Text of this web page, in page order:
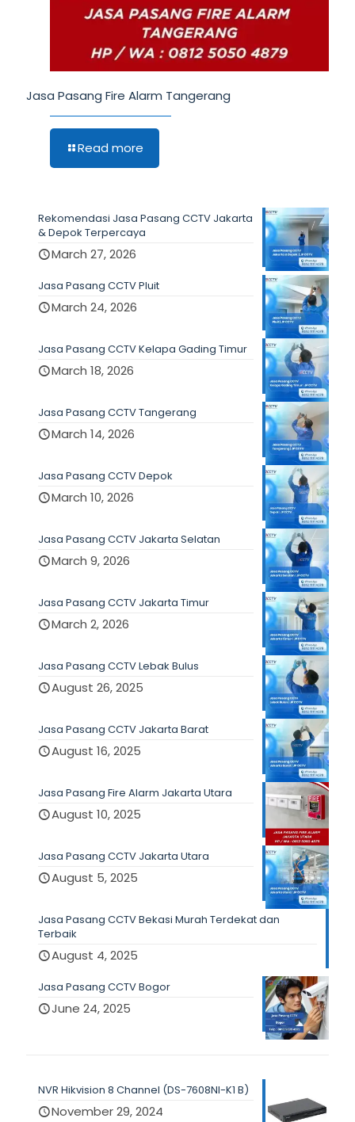
Jasa Pasang Fire Alarm Tangerang
Read more
Rekomendasi Jasa Pasang CCTV Jakarta
& Depok Terpercaya
March 27, 2026
Jasa Pasang CCTV Pluit
March 24, 2026
Jasa Pasang CCTV Kelapa Gading Timur
March 18, 2026
Jasa Pasang CCTV Tangerang
March 14, 2026
Jasa Pasang CCTV Depok
March 10, 2026
Jasa Pasang CCTV Jakarta Selatan
March 9, 2026
Jasa Pasang CCTV Jakarta Timur
March 2, 2026
Jasa Pasang CCTV Lebak Bulus
August 26, 2025
Jasa Pasang CCTV Jakarta Barat
August 16, 2025
Jasa Pasang Fire Alarm Jakarta Utara
August 10, 2025
Jasa Pasang CCTV Jakarta Utara
August 5, 2025
Jasa Pasang CCTV Bekasi Murah Terdekat dan
Terbaik
August 4, 2025
Jasa Pasang CCTV Bogor
June 24, 2025
NVR Hikvision 8 Channel (DS-7608NI-K1 B)
November 29, 2024